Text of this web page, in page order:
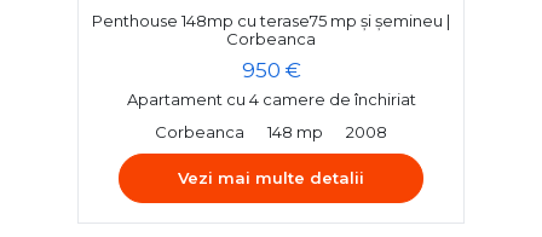
Penthouse 148mp cu terase75 mp și șemineu |
Corbeanca
950 €
Apartament cu 4 camere de închiriat
Corbeanca
148 mp 2008
Vezi mai multe detalii